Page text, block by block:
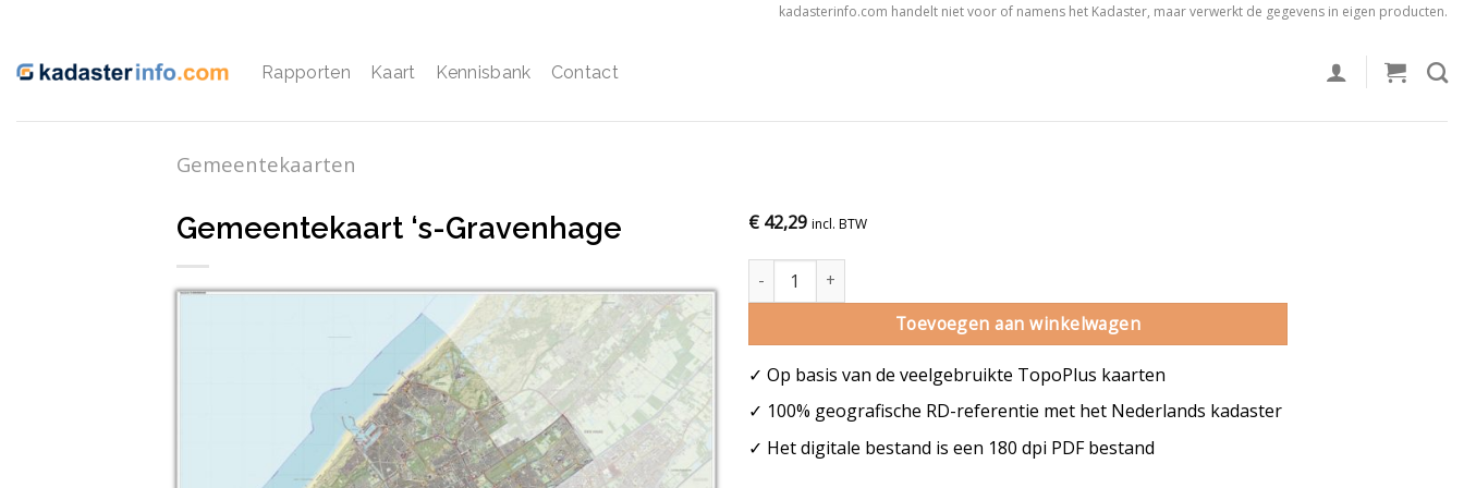
inhoud
kadasterinfo.com handelt niet voor of namens het Kadaster, maar verwerkt de gegevens in eigen producten.
Rapporten Kaart Kennisbank Contact
Gemeentekaarten
Gemeentekaart ‘s-Gravenhage € 42,29 incl. BTW
Gemeentekaart 's-Gravenhage aantal
Toevoegen aan winkelwagen
✓ Op basis van de veelgebruikte TopoPlus kaarten
✓ 100% geografische RD-referentie met het Nederlands kadaster
✓ Het digitale bestand is een 180 dpi PDF bestand